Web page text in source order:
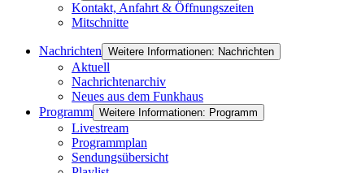
Kontakt, Anfahrt & Öffnungszeiten
Mitschnitte
Nachrichten Weitere Informationen: Nachrichten
Aktuell
Nachrichtenarchiv
Neues aus dem Funkhaus
Programm Weitere Informationen: Programm
Livestream
Programmplan
Sendungsübersicht